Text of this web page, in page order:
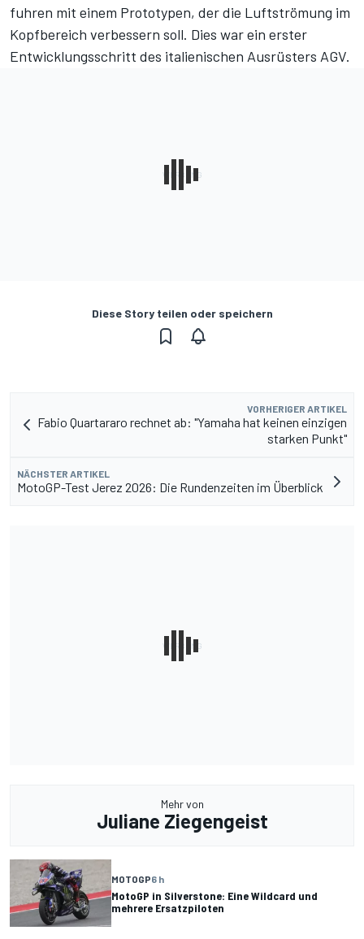
fuhren mit einem Prototypen, der die Luftströmung im
Kopfbereich verbessern soll. Dies war ein erster
Entwicklungsschritt des italienischen Ausrüsters AGV.
Diese Story teilen oder speichern
VORHERIGER ARTIKEL
Fabio Quartararo rechnet ab: "Yamaha hat keinen einzigen
starken Punkt"
NÄCHSTER ARTIKEL
MotoGP-Test Jerez 2026: Die Rundenzeiten im Überblick
Mehr von
Juliane Ziegengeist
MOTOGP6 h
MotoGP in Silverstone: Eine Wildcard und
mehrere Ersatzpiloten